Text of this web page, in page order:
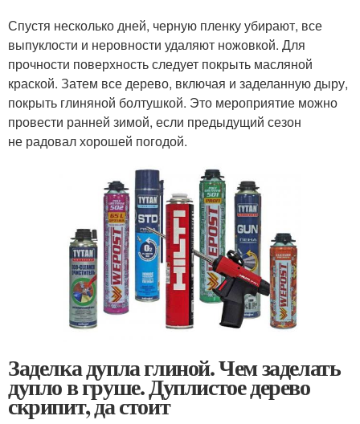
Спустя несколько дней, черную пленку убирают, все
выпуклости и неровности удаляют ножовкой. Для
прочности поверхность следует покрыть масляной
краской. Затем все дерево, включая и заделанную дыру,
покрыть глиняной болтушкой. Это мероприятие можно
провести ранней зимой, если предыдущий сезон
не радовал хорошей погодой.
Заделка дупла глиной. Чем заделать
дупло в груше. Дуплистое дерево
скрипит, да стоит